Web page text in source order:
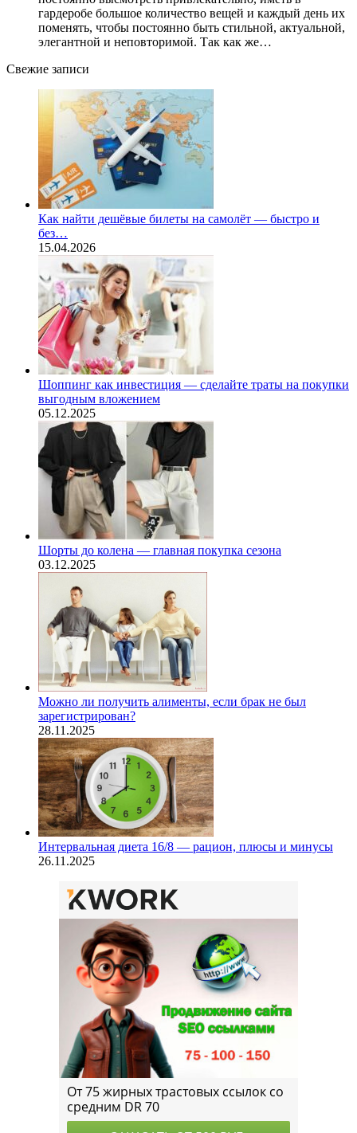
гардеробе большое количество вещей и каждый день их
поменять, чтобы постоянно быть стильной, актуальной,
элегантной и неповторимой. Так как же…
Свежие записи
Как найти дешёвые билеты на самолёт — быстро и
без…
15.04.2026
Шоппинг как инвестиция — сделайте траты на покупки
выгодным вложением
05.12.2025
Шорты до колена — главная покупка сезона
03.12.2025
Можно ли получить алименты, если брак не был
зарегистрирован?
28.11.2025
Интервальная диета 16/8 — рацион, плюсы и минусы
26.11.2025